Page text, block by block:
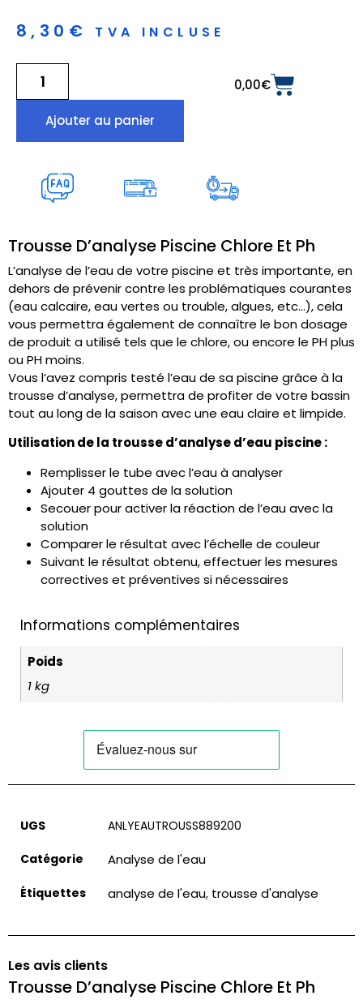
8,30 € TVA INCLUSE
Ajouter au panier
0,00€
Trousse D’analyse Piscine Chlore Et Ph
L’analyse de l’eau de votre piscine et très importante, en
dehors de prévenir contre les problématiques courantes
(eau calcaire, eau vertes ou trouble, algues,etc…), cela
vous permettra également de connaître le bon dosage
de produit a utilisé tels que le chlore, ou encore le PH plus
ou PH moins.
Vous l’avez compris testé l’eau de sa piscine grâce à la
trousse d’analyse, permettra de profiter de votre bassin
tout au long de la saison avec une eau claire et limpide.
Utilisation de la trousse d’analyse d’eau piscine :
Remplisser le tube avec l’eau à analyser
Ajouter 4 gouttes de la solution
Secouer pour activer la réaction de l’eau avec la
solution
Comparer le résultat avec l’échelle de couleur
Suivant le résultat obtenu, effectuer les mesures
correctives et préventives si nécessaires
Informations complémentaires
Poids
1 kg
UGS ANLYEAUTROUSS889200
Catégorie Analyse de l'eau
Étiquettes analyse de l'eau, trousse d'analyse
Les avis clients
Trousse D’analyse Piscine Chlore Et Ph